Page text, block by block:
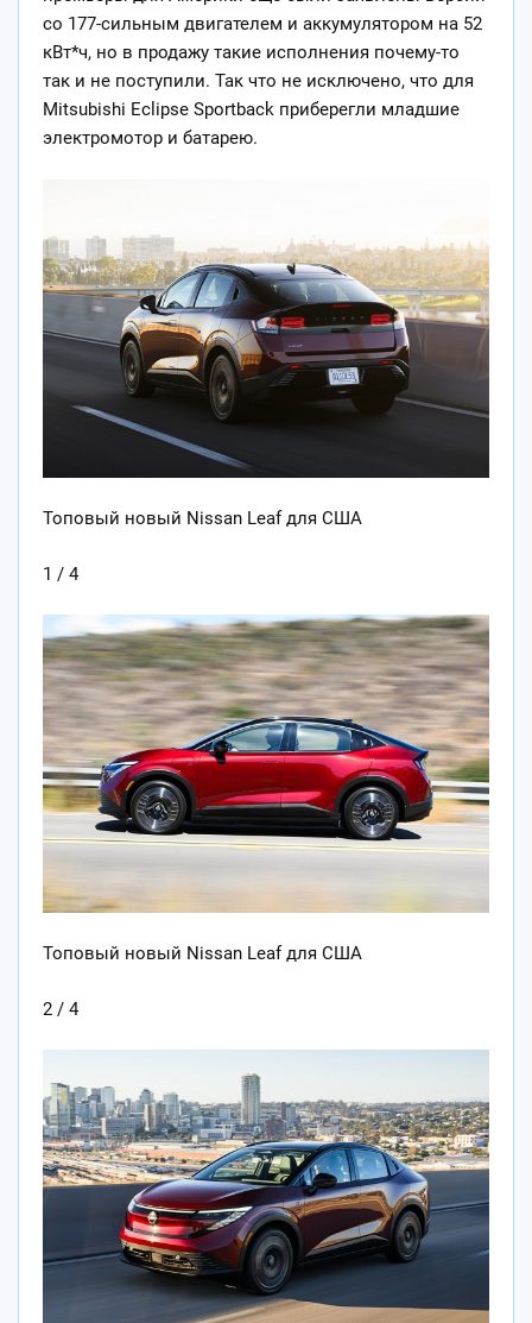
со 177-сильным двигателем и аккумулятором на 52
кВт*ч, но в продажу такие исполнения почему-то
так и не поступили. Так что не исключено, что для
Mitsubishi Eclipse Sportback приберегли младшие
электромотор и батарею.
Топовый новый Nissan Leaf для США
1 / 4
Топовый новый Nissan Leaf для США
2 / 4